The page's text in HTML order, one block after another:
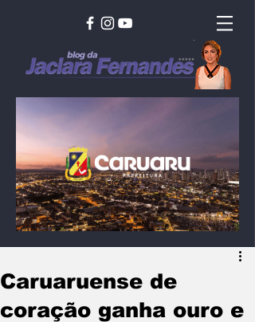
Caruaruense de
coração ganha ouro e